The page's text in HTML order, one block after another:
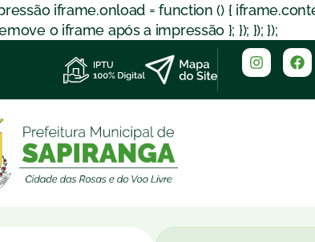
iframe.onload = function () {
o iframe após a impressão }; }); }); });